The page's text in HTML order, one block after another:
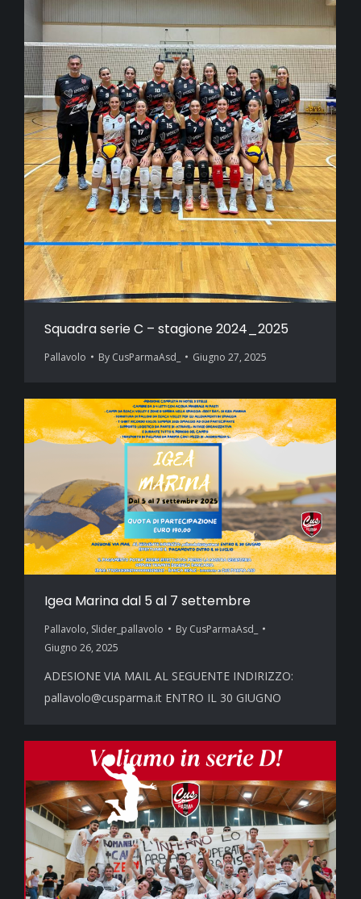
Squadra serie C – stagione 2024_2025
Pallavolo By CusParmaAsd_ Giugno 27, 2025
Igea Marina dal 5 al 7 settembre
Pallavolo, Slider_pallavolo By CusParmaAsd_
Giugno 26, 2025
ADESIONE VIA MAIL AL SEGUENTE INDIRIZZO:
pallavolo@cusparma.it ENTRO IL 30 GIUGNO